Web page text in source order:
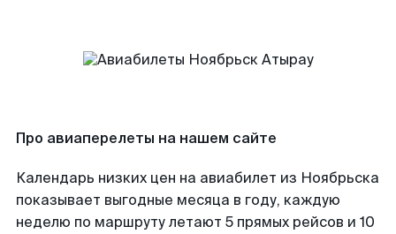
Про авиаперелеты на нашем сайте
Календарь низких цен на авиабилет из Ноябрьска
показывает выгодные месяца в году, каждую
неделю по маршруту летают 5 прямых рейсов и 10